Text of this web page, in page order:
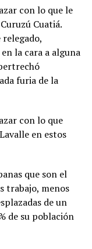
con lo que le
Cuatiá.
la cara a alguna
furia de la
con lo que
en estos
que son el
trabajo, menos
de un
de su población